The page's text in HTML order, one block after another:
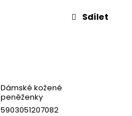
Sdílet
Dámské kožené
peněženky
5903051207082